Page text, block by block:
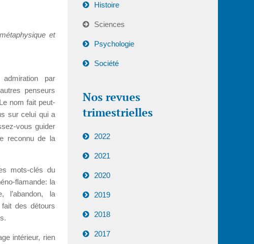
métaphysique et
par
penseurs
nom fait peut-
sur celui qui a
vous guider
reconnu de la
mots-clés du
flamande: la
l’abandon, la
des détours
intérieur, rien
Histoire
Sciences
Psychologie
Société
Nos revues
trimestrielles
2022
2021
2020
2019
2018
2017